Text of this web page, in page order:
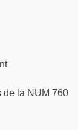
de la NUM 760